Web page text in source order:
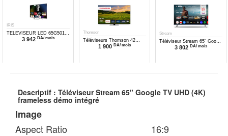
IRIS
TELEVISEUR LED 65G5010
UHD GOOGLE TV GRIS P
3 942 DA/ mois
Thomson
Téléviseurs Thomson 42
Pouces Full HD LED
1 900 DA/ mois
Stream
Téléviseur Stream 65" Google
TV Sound Pro QLED UHD
3 802 DA/ mois
Descriptif : Téléviseur Stream 65" Google TV UHD (4K)
frameless démo intégré
Image
Aspect Ratio 16:9